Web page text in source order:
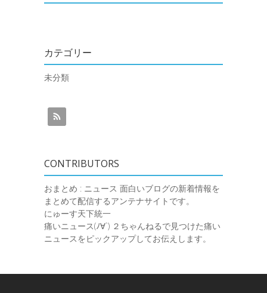
カテゴリー
未分類
CONTRIBUTORS
おまとめ : ニュース 面白いブログの新着情報を
まとめて配信するアンテナサイトです。
にゅーす天下統一
痛いニュース(ﾉ∀`) ２ちゃんねるで見つけた痛い
ニュースをピックアップしてお伝えします。